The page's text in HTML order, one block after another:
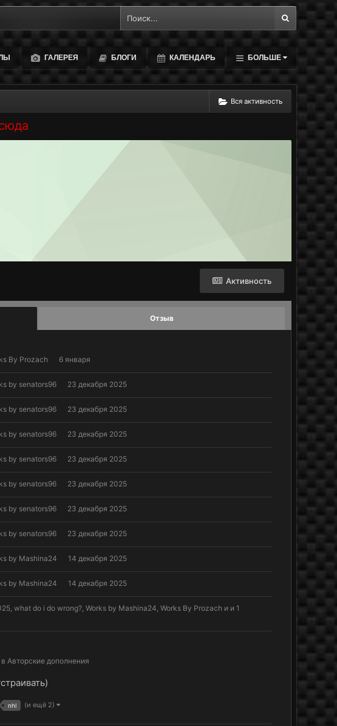
ГАЛЕРЕЯ БЛОГИ КАЛЕНДАРЬ БОЛЬШЕ
Вся активность
Активность
Отзыв
By Prozach 6 января
by senators96 23 декабря 2025
by senators96 23 декабря 2025
by senators96 23 декабря 2025
by senators96 23 декабря 2025
by senators96 23 декабря 2025
by senators96 23 декабря 2025
by senators96 23 декабря 2025
by Mashina24 14 декабря 2025
by Mashina24 14 декабря 2025
what do i do wrong?,Works by Mashina24,Works By Prozach и и 1
вАвторские дополнения
nhl (и ещё 2)